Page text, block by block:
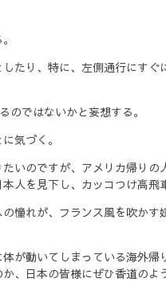
たり、特に、左側通行にす
ではないかと妄想する。
気づく。
いのですが、アメリカ帰り
を見下し、カッコつけ高飛
憧れが、フランス風を吹か
が動いてしまっている海外
、日本の皆様にぜひ香道のよ